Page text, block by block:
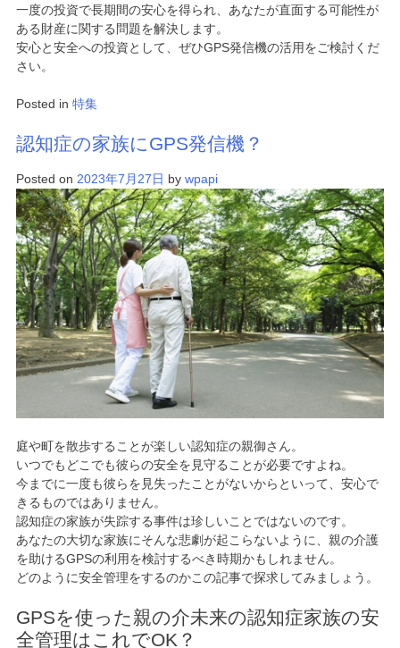
一度の投資で長期間の安心を得られ、あなたが直面する可能性が
ある財産に関する問題を解決します。
安心と安全への投資として、ぜひGPS発信機の活用をご検討くだ
さい。
Posted in 特集
認知症の家族にGPS発信機？
Posted on 2023年7月27日 by wpapi
庭や町を散歩することが楽しい認知症の親御さん。
いつでもどこでも彼らの安全を見守ることが必要ですよね。
今までに一度も彼らを見失ったことがないからといって、安心で
きるものではありません。
認知症の家族が失踪する事件は珍しいことではないのです。
あなたの大切な家族にそんな悲劇が起こらないように、親の介護
を助けるGPSの利用を検討するべき時期かもしれません。
どのように安全管理をするのかこの記事で探求してみましょう。
GPSを使った親の介未来の認知症家族の安
全管理はこれでOK？